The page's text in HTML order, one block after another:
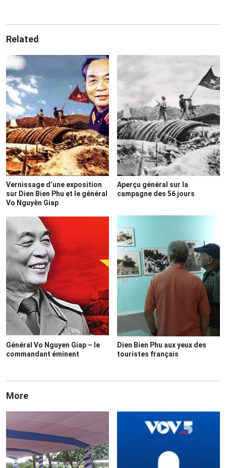
Related
Vernissage d’une exposition
sur Dien Bien Phu et le général
Vo Nguyên Giap
Aperçu général sur la
campagne des 56 jours
Général Vo Nguyen Giap – le
commandant éminent
Dien Bien Phu aux yeux des
touristes français
More